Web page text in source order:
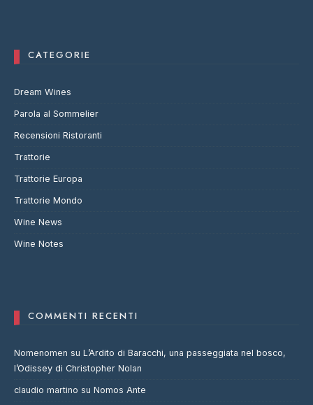
CATEGORIE
Dream Wines
Parola al Sommelier
Recensioni Ristoranti
Trattorie
Trattorie Europa
Trattorie Mondo
Wine News
Wine Notes
COMMENTI RECENTI
Nomenomen su L’Ardito di Baracchi, una passeggiata nel bosco,
l’Odissey di Christopher Nolan
claudio martino su Nomos Ante